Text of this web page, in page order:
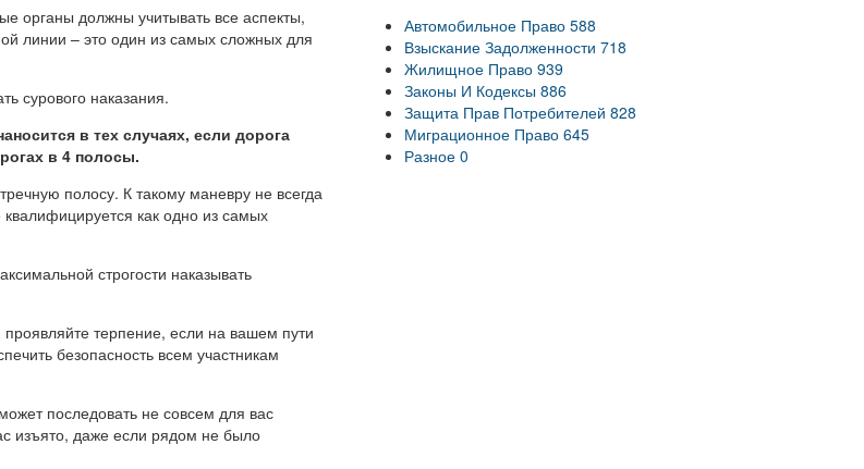
органы должны учитывать все аспекты,
линии – это один из самых сложных для
сурового наказания.
в тех случаях, если дорога
в 4 полосы.
полосу. К такому маневру не всегда
как одно из самых
строгости наказывать
терпение, если на вашем пути
безопасность всем участникам
последовать не совсем для вас
изъято, даже если рядом не было
Автомобильное Право 588
Взыскание Задолженности 718
Жилищное Право 939
Законы И Кодексы 886
Защита Прав Потребителей 828
Миграционное Право 645
Разное 0